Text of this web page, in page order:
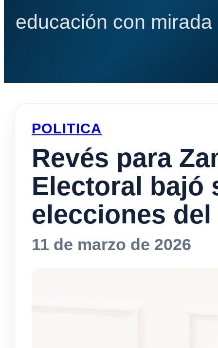
educación con
POLITICA
Revés para
Electoral bajó
elecciones
11 de marzo de 2026